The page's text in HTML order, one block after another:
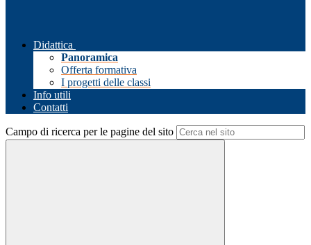
Didattica
Panoramica
Offerta formativa
I progetti delle classi
Info utili
Contatti
Campo di ricerca per le pagine del sito